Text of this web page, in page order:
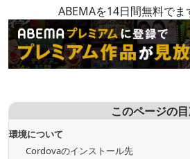
ABEMAを14日間無料でま
このページの
環境について
Cordovaのインストール先